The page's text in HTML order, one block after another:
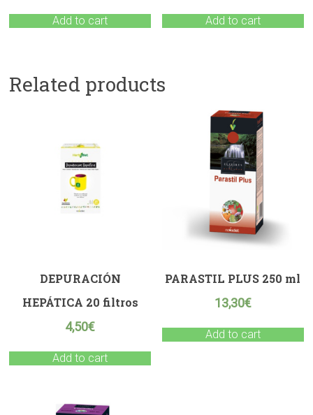
Add to cart Add to cart
Related products
DEPURACIÓN
HEPÁTICA 20 filtros
4,50€
Add to cart
PARASTIL PLUS 250 ml
13,30€
Add to cart